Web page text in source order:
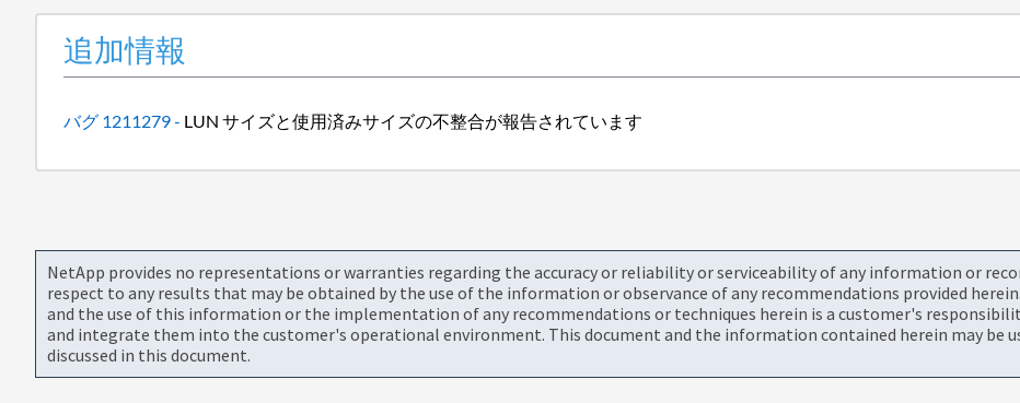
追加情報
バグ 1211279 - LUN サイズと使用済みサイズの不整合が報告されています
NetApp provides no representations or warranties regarding the accuracy or reliability or serviceability of any information or
respect to any results that may be obtained by the use of the information or observance of any recommendations provided
and the use of this information or the implementation of any recommendations or techniques herein is a customer's
and integrate them into the customer's operational environment. This document and the information contained herein may be
discussed in this document.